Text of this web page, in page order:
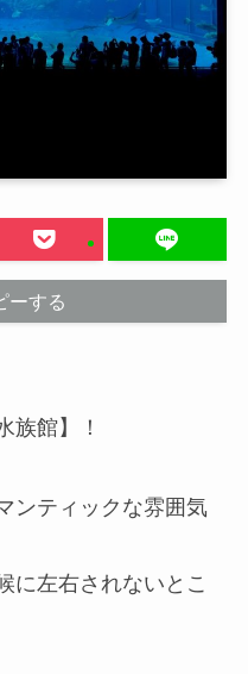
ーする
族館】！
ンティックな雰囲気
に左右されないとこ